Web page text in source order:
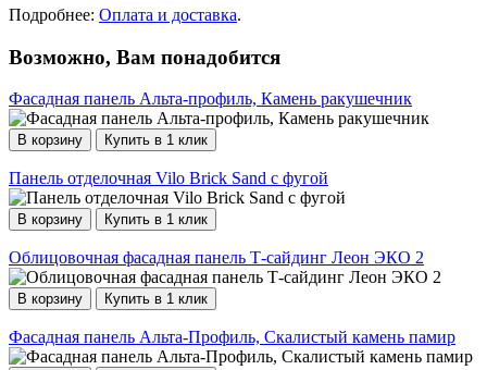
Подробнее: Оплата и доставка.
Возможно, Вам понадобится
Фасадная панель Альта-профиль, Камень ракушечник
В корзину Купить в 1 клик
Панель отделочная Vilo Brick Sand с фугой
В корзину Купить в 1 клик
Облицовочная фасадная панель Т-сайдинг Леон ЭКО 2
В корзину Купить в 1 клик
Фасадная панель Альта-Профиль, Скалистый камень памир